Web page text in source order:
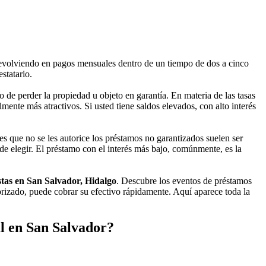
en pagos mensuales dentro de un tiempo de dos a cinco
perder la propiedad u objeto en garantía. En materia de las tasas
más atractivos. Si usted tiene saldos elevados, con alto interés
no se les autorice los préstamos no garantizados suelen ser
elegir. El préstamo con el interés más bajo, comúnmente, es la
en San Salvador, Hidalgo. Descubre los eventos de préstamos
puede cobrar su efectivo rápidamente. Aquí aparece toda la
en San Salvador?